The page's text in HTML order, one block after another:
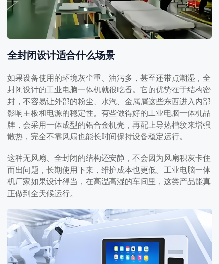
全封闭设计适合什么场景
如果设备使用的环境灰尘重、油污多，甚至还带点潮湿，全
封闭设计的工业电脑一体机就很吃香。它的优势在于结构密
封，不容易让外部的粉尘、水汽、金属屑这些东西进入内部
影响主板和电源的稳定性。有些做得好的工业电脑一体机品
牌，会采用一体成型的铝合金机壳，再配上导热槽纹来增强
散热，完全不靠风扇也能长时间保持设备稳定运行。
这种无风扇、全封闭的结构还安静，不会因为风扇积灰卡住
而出问题，长期使用下来，维护成本也更低。工业电脑一体
机厂家如果设计得当，在高温高湿的车间里，这类产品能真
正做到全天候运行。